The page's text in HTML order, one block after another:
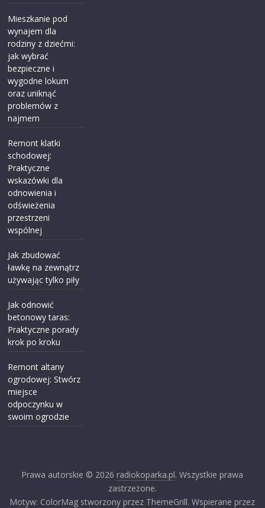
Mieszkanie pod
wynajem dla
rodziny z dziećmi:
jak wybrać
bezpieczne i
wygodne lokum
oraz uniknąć
problemów z
najmem
Remont klatki
schodowej:
Praktyczne
wskazówki dla
odnowienia i
odświeżenia
przestrzeni
wspólnej
Jak zbudować
ławkę na zewnątrz
używając tylko piły
Jak odnowić
betonowy taras:
Praktyczne porady
krok po kroku
Remont altany
ogrodowej: Stwórz
miejsce
odpoczynku w
swoim ogrodzie
Prawa autorskie © 2026 radiokoparka.pl. Wszystkie prawa
zastrzeżone.
Motyw: ColorMag stworzony przez ThemeGrill. Wspierane przez